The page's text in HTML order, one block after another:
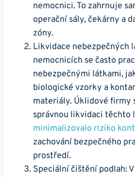
nemocnici. To zahrnuje
operační sály, čekárny a
zóny.
Likvidace nebezpečných
nemocnicích se často
nebezpečnými látkami,
biologické vzorky a
materiály. Úklidové firmy
správnou likvidaci těchto
minimalizovalo riziko
zachování bezpečného
prostředí.
Speciální čištění podlah: